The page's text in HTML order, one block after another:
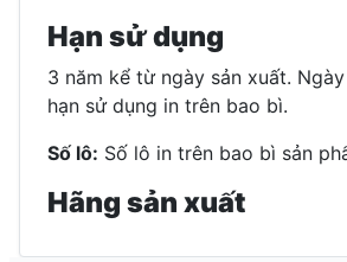
Hạn sử dụng
3 năm kể từ ngày sản xuất.
hạn sử dụng in trên bao bì.
Số lô: Số lô in trên bao bì sản
Hãng sản xuất